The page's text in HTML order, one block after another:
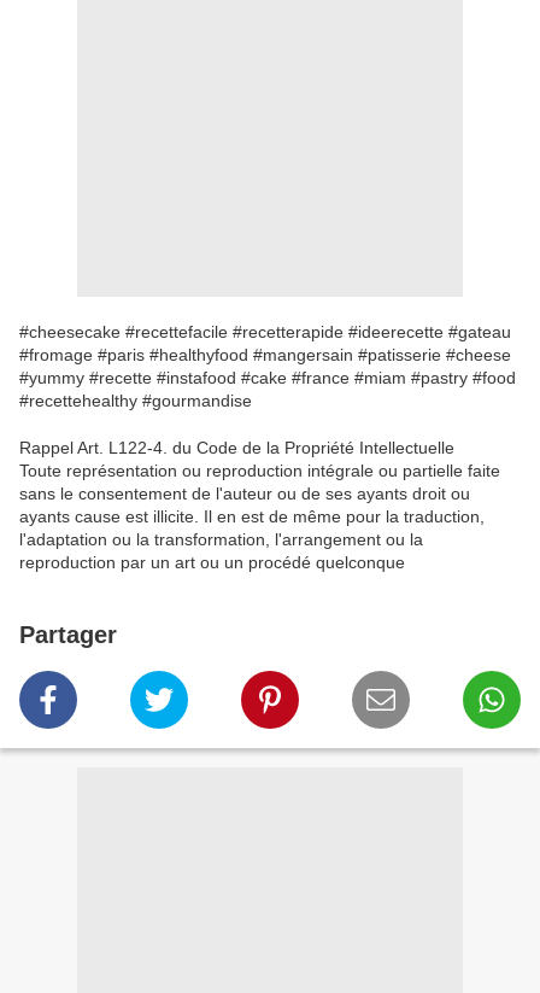
#cheesecake #recettefacile #recetterapide #ideerecette #gateau
#fromage #paris #healthyfood #mangersain #patisserie #cheese
#yummy #recette #instafood #cake #france #miam #pastry #food
#recettehealthy #gourmandise
Rappel Art. L122-4. du Code de la Propriété Intellectuelle
Toute représentation ou reproduction intégrale ou partielle faite
sans le consentement de l'auteur ou de ses ayants droit ou
ayants cause est illicite. Il en est de même pour la traduction,
l'adaptation ou la transformation, l'arrangement ou la
reproduction par un art ou un procédé quelconque
Partager